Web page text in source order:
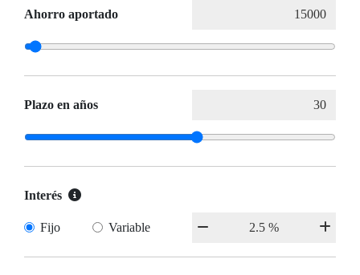
Ahorro aportado
Plazo en años
Interés
Fijo Variable